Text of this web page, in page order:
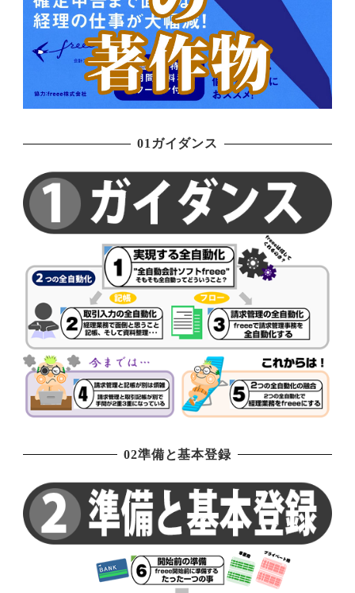
01ガイダンス
02準備と基本登録